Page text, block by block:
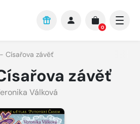
0
Císařova závěť
závěť
Válková